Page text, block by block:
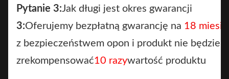
Pytanie 3:Jak długi jest okres gwarancji
3:Oferujemy bezpłatną gwarancję na 18
z bezpieczeństwem opon i produkt nie będzie
zrekompensować10 razywartość produktu